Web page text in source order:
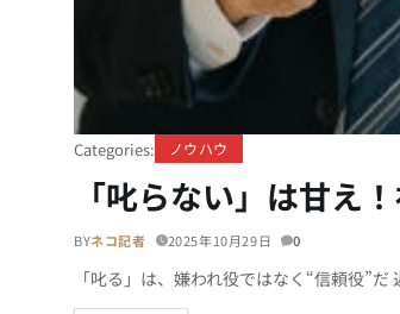
Categories: ノウハウ
「叱らない」は甘え
BYネコ記者 2025年10月29日 0
「叱る」は、嫌われ役ではなく“信頼役”